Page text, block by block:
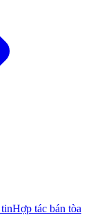
Hợp tác bán tòa